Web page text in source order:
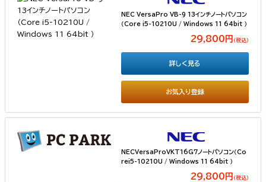
NEC VersaPro VB-9 13インチノートパソコン
（Core i5-10210U / Windows 11 64bit ）
29,800円 （税込）
お気入り登録
詳しく見る
NECVersaProVKT16G7ノートパソコン（Co
rei5-10210U / Windows 11 64bit ）
29,800円 （税込）